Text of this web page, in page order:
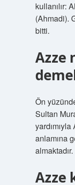
kullanılır:
(Ahmadi).
bitti.
Azze
Ön
Sultan
anlamına
almaktadır.
Azze